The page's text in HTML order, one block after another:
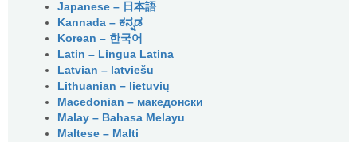
Japanese – 日本語
Kannada – ಕನ್ನಡ
Korean – 한국어
Latin – Lingua Latina
Latvian – latviešu
Lithuanian – lietuvių
Macedonian – македонски
Malay – Bahasa Melayu
Maltese – Malti